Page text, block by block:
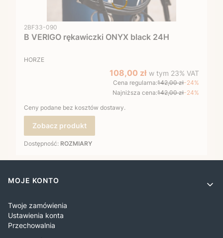
Kod produktu
2BF33-090
B VERIGO rękawiczki ONYX black 24H
PRODUCENT
HORZE
Cena promocyjna brutto
108,00 zł w tym %s VAT
w tym 23% VAT
Cena regularna:142,00 zł-24%
Najniższa cena:142,00 zł-24%
Ceny podane bez kosztów dostawy.
Zobacz produkt
Dostępność: ROZMIARY
Linki w stopce
MOJE KONTO
Twoje zamówienia
Ustawienia konta
Przechowalnia